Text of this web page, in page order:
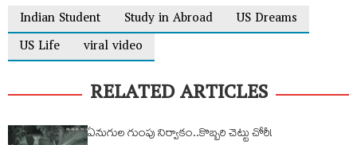
Indian Student
Study in Abroad
US Dreams
US Life
viral video
RELATED ARTICLES
ఏనుగుల గుంపు నిర్వాకం..కొబ్బరి చెట్టు చోరీ!